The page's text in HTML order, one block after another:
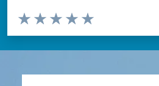
Valuta da 1 a 5 stelle la pagina
Valuta 5 stelle su 5
Valuta 4 stelle su 5
Valuta 3 stelle su 5
Valuta 2 stelle su 5
Valuta 1 stelle su 5